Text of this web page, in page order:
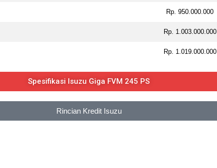
Rp. 950.000.000
Rp. 1.003.000.000
Rp. 1.019.000.000
Spesifikasi Isuzu Giga FVM 245 PS
Rincian Kredit Isuzu